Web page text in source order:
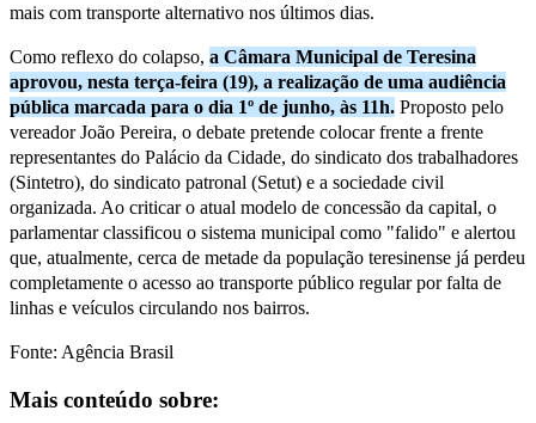
mais com transporte alternativo nos últimos dias.
Como reflexo do colapso, a Câmara Municipal de Teresina
aprovou, nesta terça-feira (19), a realização de uma audiência
pública marcada para o dia 1º de junho, às 11h. Proposto pelo
vereador João Pereira, o debate pretende colocar frente a frente
representantes do Palácio da Cidade, do sindicato dos trabalhadores
(Sintetro), do sindicato patronal (Setut) e a sociedade civil
organizada. Ao criticar o atual modelo de concessão da capital, o
parlamentar classificou o sistema municipal como "falido" e alertou
que, atualmente, cerca de metade da população teresinense já perdeu
completamente o acesso ao transporte público regular por falta de
linhas e veículos circulando nos bairros.
Fonte: Agência Brasil
Mais conteúdo sobre: